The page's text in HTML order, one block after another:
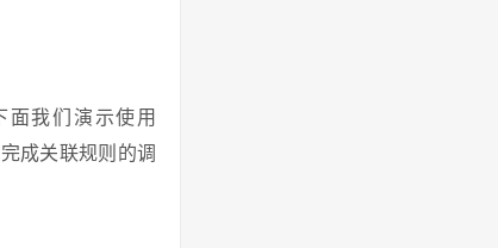
我们演示使用
成关联规则的调